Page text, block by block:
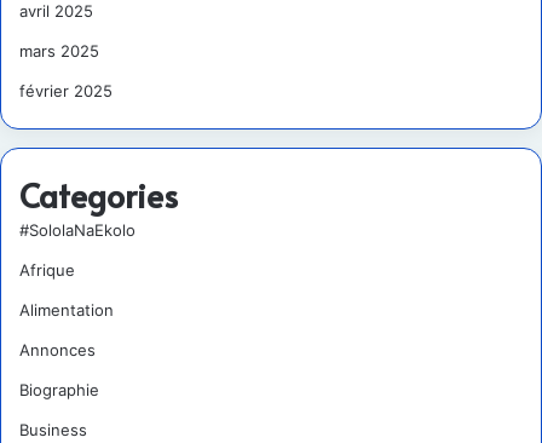
avril 2025
mars 2025
février 2025
Categories
#SololaNaEkolo
Afrique
Alimentation
Annonces
Biographie
Business